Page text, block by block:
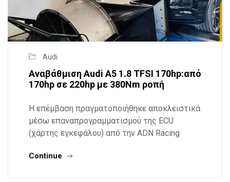
Audi
Αναβάθμιση Audi A5 1.8 TFSI 170hp:από
170hp σε 220hp με 380Nm ροπή
Η επέμβαση πραγματοποιήθηκε αποκλειστικά
μέσω επαναπρογραμματισμού της ECU
(χάρτης εγκεφάλου) από την ADN Racing
Continue